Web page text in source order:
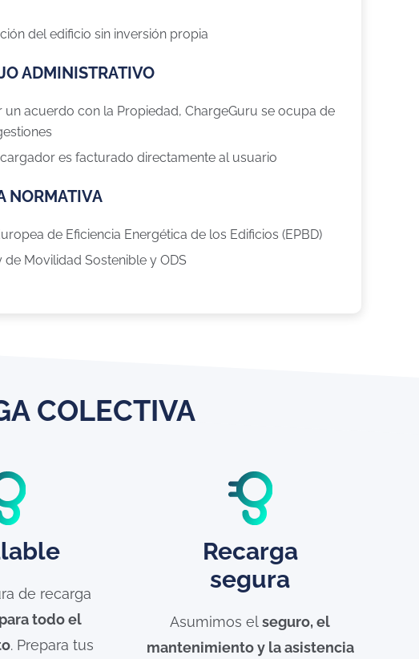
del edificio sin inversión propia
ADMINISTRATIVO
un acuerdo con la Propiedad, ChargeGuru se ocupa de
es facturado directamente al usuario
NORMATIVA
de Eficiencia Energética de los Edificios (EPBD)
de Movilidad Sostenible y ODS
COLECTIVA
de recarga
todo el
. Prepara tus
Recarga
segura
Asumimos elseguro, el
mantenimiento y la asistencia